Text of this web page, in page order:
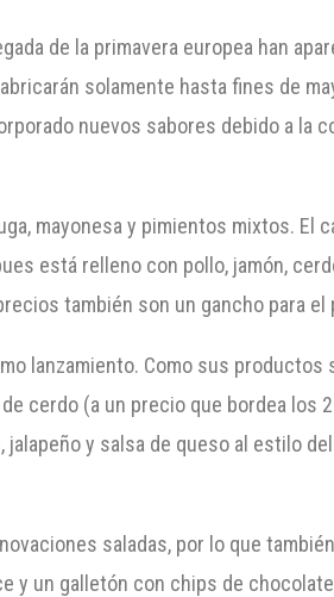
de la primavera europea han
solamente hasta fines de
nuevos sabores debido a la
mayonesa y pimientos mixtos.
está relleno con pollo, jamón,
también son un gancho para
lanzamiento. Como sus
cerdo (a un precio que bordea
jalapeño y salsa de queso al estilo
saladas, por lo que
y un galletón con chips de